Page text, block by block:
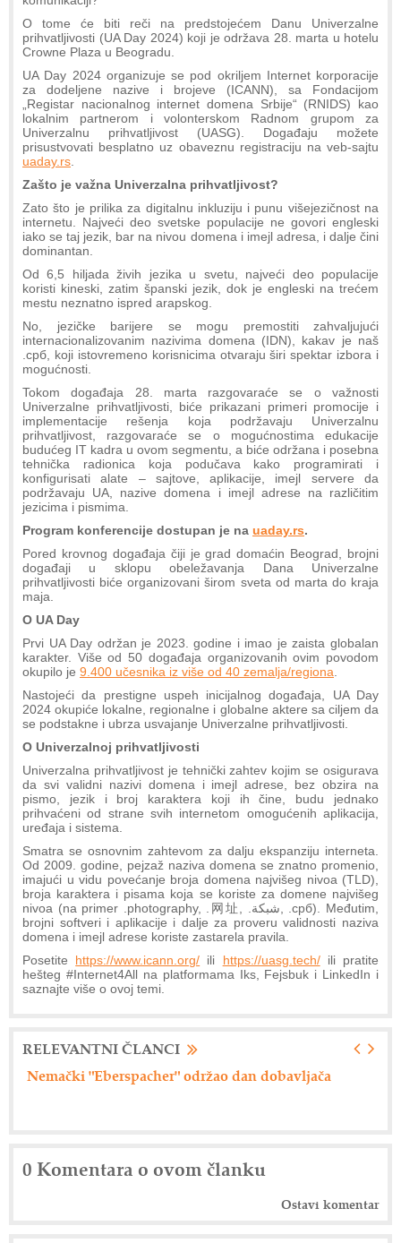
O tome će biti reči na predstojećem Danu Univerzalne
prihvatljivosti (UA Day 2024) koji je održava 28. marta u hotelu
Crowne Plaza u Beogradu.
UA Day 2024 organizuje se pod okriljem Internet korporacije
za dodeljene nazive i brojeve (ICANN), sa Fondacijom
„Registar nacionalnog internet domena Srbije“ (RNIDS) kao
lokalnim partnerom i volonterskom Radnom grupom za
Univerzalnu prihvatljivost (UASG). Događaju možete
prisustvovati besplatno uz obaveznu registraciju na veb-sajtu
uaday.rs
Zašto je važna Univerzalna prihvatljivost?
Zato što je prilika za digitalnu inkluziju i punu višejezičnost na
internetu. Najveći deo svetske populacije ne govori engleski
iako se taj jezik, bar na nivou domena i imejl adresa, i dalje čini
dominantan.
Od 6,5 hiljada živih jezika u svetu, najveći deo populacije
koristi kineski, zatim španski jezik, dok je engleski na trećem
mestu neznatno ispred arapskog.
No, jezičke barijere se mogu premostiti zahvaljujući
internacionalizovanim nazivima domena (IDN), kakav je naš
.срб, koji istovremeno korisnicima otvaraju širi spektar izbora i
mogućnosti.
Tokom događaja 28. marta razgovaraće se o važnosti
Univerzalne prihvatljivosti, biće prikazani primeri promocije i
implementacije rešenja koja podržavaju Univerzalnu
prihvatljivost, razgovaraće se o mogućnostima edukacije
budućeg IT kadra u ovom segmentu, a biće održana i posebna
tehnička radionica koja podučava kako programirati i
konfigurisati alate – sajtove, aplikacije, imejl servere da
podržavaju UA, nazive domena i imejl adrese na različitim
jezicima i pismima.
Program konferencije dostupan je na uaday.rs.
Pored krovnog događaja čiji je grad domaćin Beograd, brojni
događaji u sklopu obeležavanja Dana Univerzalne
prihvatljivosti biće organizovani širom sveta od marta do kraja
maja.
O UA Day
Prvi UA Day održan je 2023. godine i imao je zaista globalan
karakter. Više od 50 događaja organizovanih ovim povodom
okupilo je 9.400 učesnika iz više od 40 zemalja/regiona
Nastojeći da prestigne uspeh inicijalnog događaja, UA Day
2024 okupiće lokalne, regionalne i globalne aktere sa ciljem da
se podstakne i ubrza usvajanje Univerzalne prihvatljivosti.
O Univerzalnoj prihvatljivosti
Univerzalna prihvatljivost je tehnički zahtev kojim se osigurava
da svi validni nazivi domena i imejl adrese, bez obzira na
pismo, jezik i broj karaktera koji ih čine, budu jednako
prihvaćeni od strane svih internetom omogućenih aplikacija,
uređaja i sistema.
Smatra se osnovnim zahtevom za dalju ekspanziju interneta.
Od 2009. godine, pejzaž naziva domena se znatno promenio,
imajući u vidu povećanje broja domena najvišeg nivoa (TLD),
broja karaktera i pisama koja se koriste za domene najvišeg
nivoa (na primer .photography, .网址, .شبكة, .срб). Međutim,
brojni softveri i aplikacije i dalje za proveru validnosti naziva
domena i imejl adrese koriste zastarela pravila.
Posetite https://www.icann.org/ ili https://uasg.tech/ili pratite
hešteg #Internet4All na platformama Iks, Fejsbuk i LinkedIn i
saznajte više o ovoj temi.
RELEVANTNI ČLANCI
Nemački "Eberspacher" održao dan dobavljača
0 Komentara o ovom članku
Ostavi komentar